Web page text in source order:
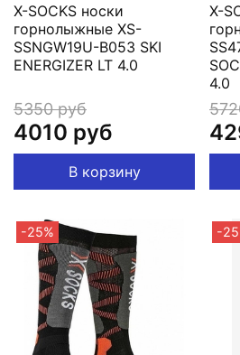
X-SOCKS носки
горнолыжные XS-
SSNGW19U-B053 SKI
ENERGIZER LT 4.0
5350 руб
4010 руб
В корзину
X-
4.0
-25% -